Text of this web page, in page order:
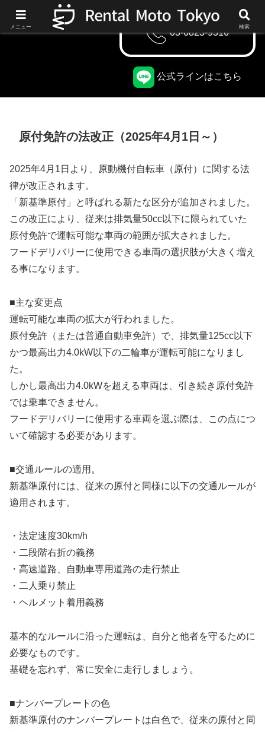
03-6823-9316
公式ラインはこちら
原付免許の法改正（2025年4月1日～）
2025年4月1日より、原動機付自転車（原付）に関する法
律が改正されます。
「新基準原付」と呼ばれる新たな区分が追加されました。
この改正により、従来は排気量50cc以下に限られていた
原付免許で運転可能な車両の範囲が拡大されました。
フードデリバリーに使用できる車両の選択肢が大きく増え
る事になります。
■主な変更点
運転可能な車両の拡大が行われました。
原付免許（または普通自動車免許）で、排気量125cc以下
かつ最高出力4.0kW以下の二輪車が運転可能になりまし
た。
しかし最高出力4.0kWを超える車両は、引き続き原付免許
では乗車できません。
フードデリバリーに使用する車両を選ぶ際は、この点につ
いて確認する必要があります。
■交通ルールの適用。
新基準原付には、従来の原付と同様に以下の交通ルールが
適用されます。
・法定速度30km/h
・二段階右折の義務
・高速道路、自動車専用道路の走行禁止
・二人乗り禁止
・ヘルメット着用義務
基本的なルールに沿った運転は、自分と他者を守るために
必要なものです。
基礎を忘れず、常に安全に走行しましょう。
■ナンバープレートの色
新基準原付のナンバープレートは白色で、従来の原付と同
メニュー 検索